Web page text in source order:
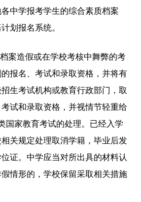
中学报考学生的综合素质档案
划报名系统。
案造假或在学校考核中舞弊的考
报名、考试和录取资格，并将有
生考试机构或教育行政部门，取
试和录取资格，并视情节轻重给
国家教育考试的处理。已经入学
关规定处理取消学籍，毕业后发
证。中学应当对所出具的材料认
情形的，学校保留采取相关措施